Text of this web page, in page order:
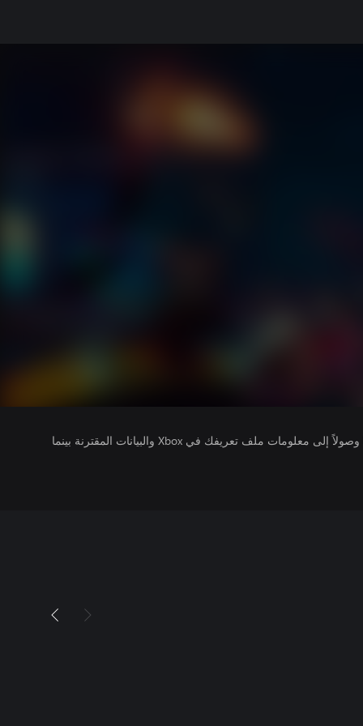
يتلقى ناشرو الألعاب التي تقوم بتشغيلها وصولاً إلى معلومات ملف تعريفك في Xbox والبيانات المقترنة بينما